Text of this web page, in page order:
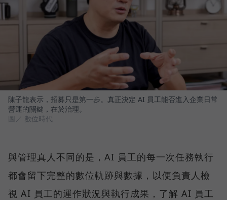
陳子龍表示，招募只是第一步。真正決定 AI 員工能否進入企業日常
營運的關鍵，在於治理。
圖／ 數位時代
與管理真人不同的是，AI 員工的每一次任務執行
都會留下完整的數位軌跡與數據，以便負責人檢
視 AI 員工的運作狀況與執行成果，了解 AI 員工